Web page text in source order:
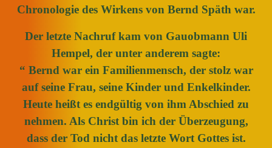
Chronologie des Wirkens von Bernd Späth war.
Der letzte Nachruf kam von Gauobmann Uli
Hempel, der unter anderem sagte:
“ Bernd war ein Familienmensch, der stolz war
auf seine Frau, seine Kinder und Enkelkinder.
Heute heißt es endgültig von ihm Abschied zu
nehmen. Als Christ bin ich der Überzeugung,
dass der Tod nicht das letzte Wort Gottes ist.